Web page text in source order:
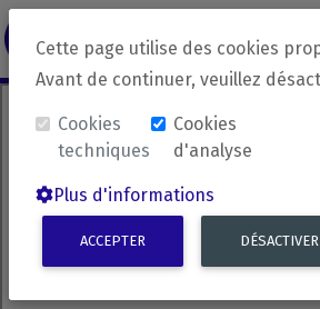
revirada Langue source
Cette page utilise des cookies
Avant de continuer, veuillez
Cookies
techniques
Cookies
d'analyse
Plus d'informations
ACCEPTER